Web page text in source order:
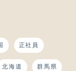
正社員
北海道 群馬県